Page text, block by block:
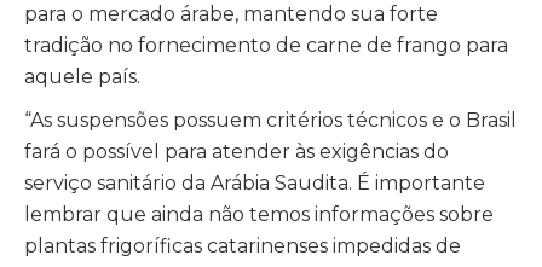
para o mercado árabe, mantendo sua forte
tradição no fornecimento de carne de frango para
aquele país.
“As suspensões possuem critérios técnicos e o Brasil
fará o possível para atender às exigências do
serviço sanitário da Arábia Saudita. É importante
lembrar que ainda não temos informações sobre
plantas frigoríficas catarinenses impedidas de